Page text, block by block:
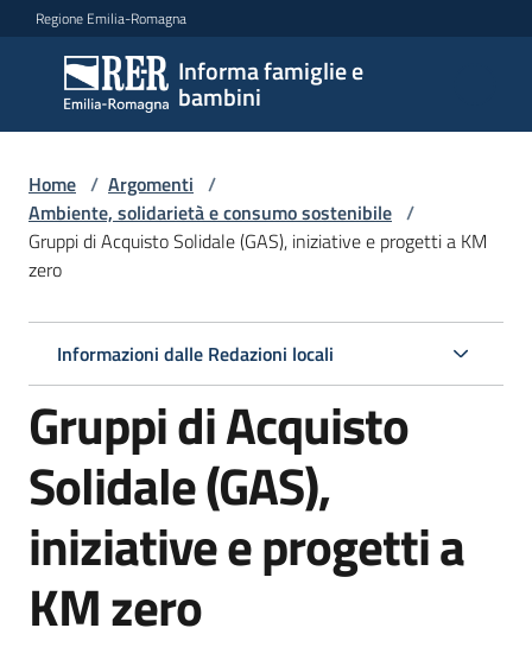
Vai al contenuto
Vai alla navigazione
Vai al footer
Regione Emilia-Romagna
Informa famiglie e
bambini
Informa
famiglie
e
bambini
Argomenti
Servizi
Centri
per
le
Informazioni
Home / Argomenti /
Ambiente, solidarietà e consumo sostenibile /
Gruppi di Acquisto Solidale (GAS), iniziative e progetti a KM
zero
Informazioni dalle Redazioni locali
Gruppi di Acquisto
Solidale (GAS),
iniziative e progetti a
KM zero